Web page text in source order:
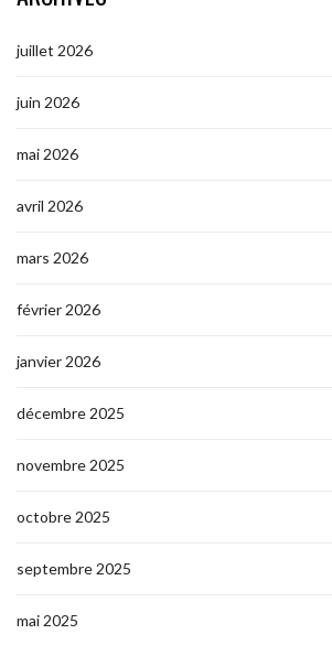
juillet 2026
juin 2026
mai 2026
avril 2026
mars 2026
février 2026
janvier 2026
décembre 2025
novembre 2025
octobre 2025
septembre 2025
mai 2025